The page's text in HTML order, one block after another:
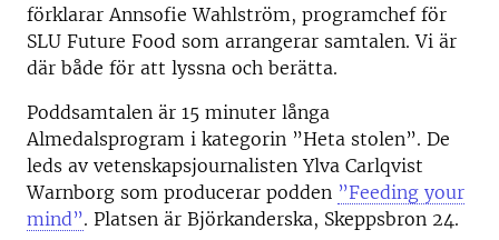
förklarar Annsofie Wahlström, programchef för
SLU Future Food som arrangerar samtalen. Vi är
där både för att lyssna och berätta.
Poddsamtalen är 15 minuter långa
Almedalsprogram i kategorin ”Heta stolen”. De
leds av vetenskapsjournalisten Ylva Carlqvist
Warnborg som producerar podden ”Feeding your
mind”. Platsen är Björkanderska, Skeppsbron 24.